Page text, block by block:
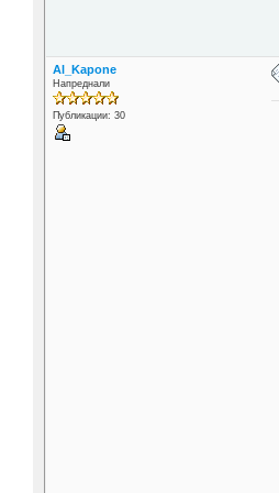
Al_Kapone
Напреднали
Публикации: 30